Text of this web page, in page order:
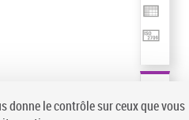
donne le contrôle sur ceux que vous